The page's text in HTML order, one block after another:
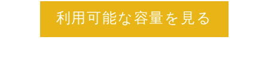
利用可能な容量を見る